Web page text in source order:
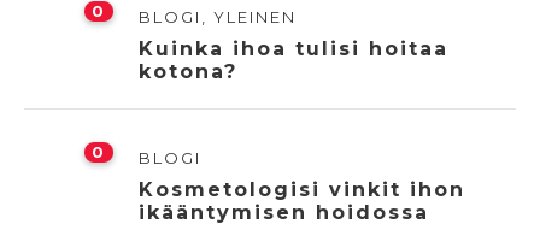
0 BLOGI YLEINEN
Kuinka ihoa tulisi hoitaa
kotona?
0 BLOGI
Kosmetologisi vinkit ihon
ikääntymisen hoidossa